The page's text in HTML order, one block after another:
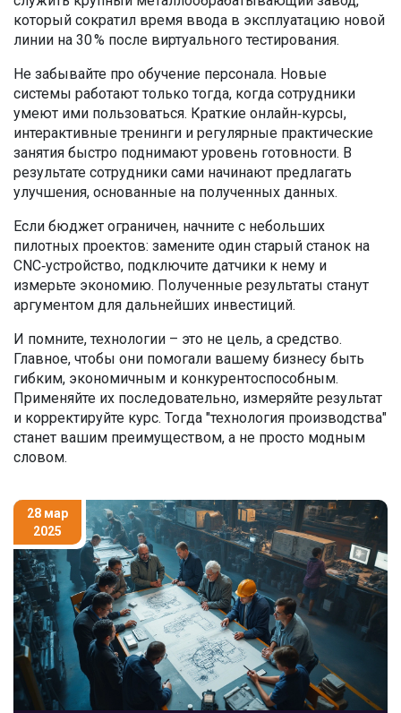
который сократил время ввода в эксплуатацию новой
линии на 30 % после виртуального тестирования.
Не забывайте про обучение персонала. Новые
системы работают только тогда, когда сотрудники
умеют ими пользоваться. Краткие онлайн‑курсы,
интерактивные тренинги и регулярные практические
занятия быстро поднимают уровень готовности. В
результате сотрудники сами начинают предлагать
улучшения, основанные на полученных данных.
Если бюджет ограничен, начните с небольших
пилотных проектов: замените один старый станок на
CNC‑устройство, подключите датчики к нему и
измерьте экономию. Полученные результаты станут
аргументом для дальнейших инвестиций.
И помните, технологии – это не цель, а средство.
Главное, чтобы они помогали вашему бизнесу быть
гибким, экономичным и конкурентоспособным.
Применяйте их последовательно, измеряйте результат
и корректируйте курс. Тогда "технология производства"
станет вашим преимуществом, а не просто модным
словом.
28 мар
2025